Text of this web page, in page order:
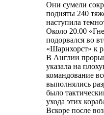
Они сумели
подняты 240
наступила
Около 20.00
подорвался во
«Шарнхорст» к
В Англии
указала на
командование
выполнялись
было
ухода этих
Вскоре после